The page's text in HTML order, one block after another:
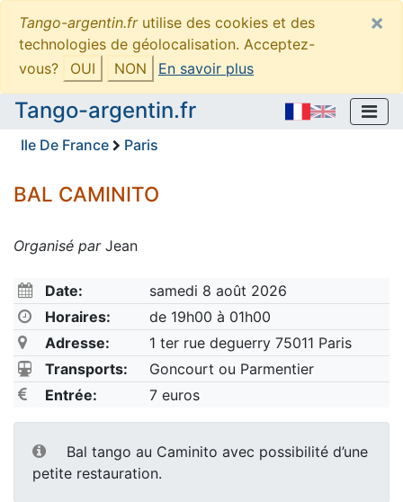
Tango-argentin.frutilise des cookies et des
technologies de géolocalisation. Acceptez-
vous?
OUI NON En savoir plus
×
Tango-argentin.fr
Ile De France Paris
BAL CAMINITO
Organisé parJean
Date:
samedi 8 août 2026
Horaires:
de 19h00 à 01h00
Adresse:
1 ter rue deguerry 75011 Paris
Transports:
Goncourt ou Parmentier
Entrée:
7 euros
Bal tango au Caminito avec possibilité d’une
petite restauration.